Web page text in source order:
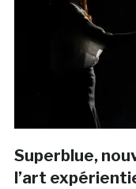
Superblue,
l’art